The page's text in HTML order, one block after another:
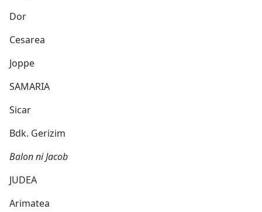
Dor
Cesarea
Joppe
SAMARIA
Sicar
Bdk. Gerizim
Balon ni Jacob
JUDEA
Arimatea